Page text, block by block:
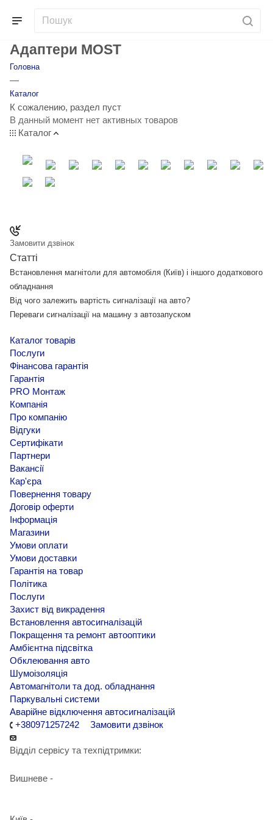
Адаптери MOST
Головна
—
Каталог
К сожалению, раздел пуст
В данный момент нет активных товаров
Каталог
Замовити дзвінок
Статті
Встановлення магнітоли для автомобіля (Київ) і іншого додаткового
обладнання
Від чого залежить вартість сигналізації на авто?
Переваги сигналізації на машину з автозапуском
Каталог товарів
Послуги
Фінансова гарантія
Гарантія
PRO Монтаж
Компанія
Про компанію
Відгуки
Сертифікати
Партнери
Вакансії
Кар'єра
Повернення товару
Договір оферти
Інформація
Магазини
Умови оплати
Умови доставки
Гарантія на товар
Політика
Послуги
Захист від викрадення
Встановлення автосигналізацій
Покращення та ремонт автооптики
Амбієнтна підсвітка
Обклеювання авто
Шумоізоляція
Автомагнітоли та дод. обладнання
Паркувальні системи
Аварійне відключення автосигналізацій
+380971257242
Замовити дзвінок
Відділ сервісу та техпідтримки:
Вишневе -